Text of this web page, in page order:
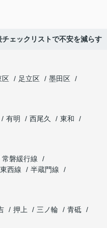
ェックリストで不安を減らす
区 足立区
墨田区
有明 西尾久
東和
常磐緩行線
東西線
半蔵門線
押上 三ノ輪
青砥